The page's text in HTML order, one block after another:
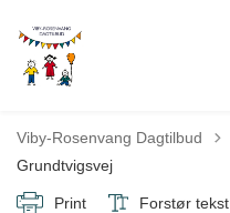
Viby-Rosenvang Dagtilbud
Grundtvigsvej
Print Forstør tekst